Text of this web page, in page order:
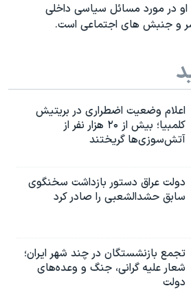
او در مورد مسائل سیاسی داخلی
و جنبش های اجتماعی است.
اعلام وضعیت اضطراری در بریتیش
کلمبیا؛ بیش از ۲۰ هزار نفر از
آتش‌سوزی‌ها گریختند
دولت عراق دستور بازداشت سخنگوی
سابق حشدالشعبی را صادر کرد
تجمع بازنشستگان در چند شهر ایران؛
شعار علیه گرانی، جنگ و وعده‌های
دولت